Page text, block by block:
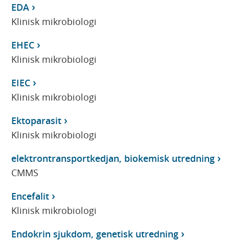
EDA
Klinisk mikrobiologi
EHEC
Klinisk mikrobiologi
EIEC
Klinisk mikrobiologi
Ektoparasit
Klinisk mikrobiologi
elektrontransportkedjan, biokemisk utredning
CMMS
Encefalit
Klinisk mikrobiologi
Endokrin sjukdom, genetisk utredning